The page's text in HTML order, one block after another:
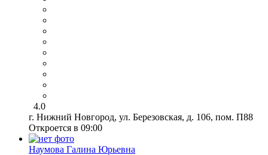
4.0
г. Нижний Новгород, ул. Березовская, д. 106, пом. П88
Откроется в 09:00
Наумова Галина Юрьевна